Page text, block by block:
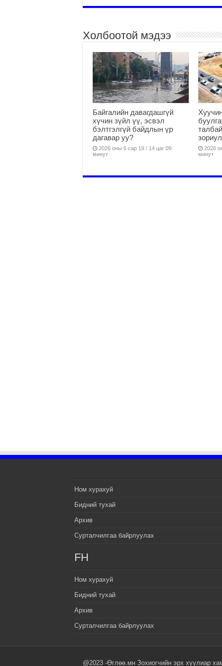
Холбоотой мэдээ
Байгалийн давагдашгүй
хүчин зүйл үү, эсвэл
бэлтгэлгүй байдлын үр
дагавар уу?
2026 оны 6 сар 19 / 14 цаг 09
минут
2026
минут
Ном хурахуй
Бидний тухай
Архив
Сурталчилгаа байрлуулах
FH
Ном хурахуй
Бидний тухай
Архив
Сурталчилгаа байрлуулах
@2023 -Өглөө.мн Зохиогчийн эрх хуулиар